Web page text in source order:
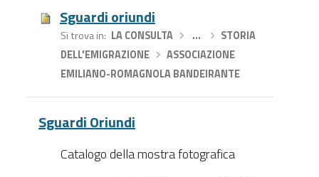
Sguardi oriundi
Si trova in LA CONSULTA› …
STORIA
DELL'EMIGRAZIONE›
ASSOCIAZIONE
EMILIANO-ROMAGNOLA BANDEIRANTE
Sguardi Oriundi
Catalogo della mostra fotografica